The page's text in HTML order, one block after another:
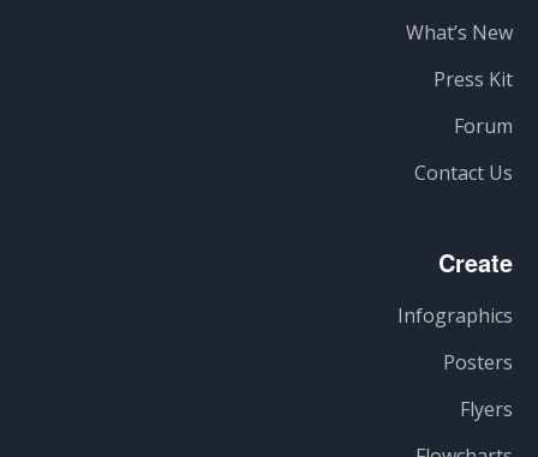
What’s New
Press Kit
Forum
Contact Us
Create
Infographics
Posters
Flyers